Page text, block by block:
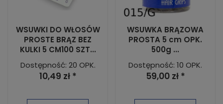
WSUWKI DO WŁOSÓW
PROSTE BRĄZ BEZ
KULKI 5 CM100 SZT...
Dostępność: 20 OPK.
10,49 zł *
WSUWKA BRĄZOWA
PROSTA 5 cm OPK.
500g ...
Dostępność: 10 OPK.
59,00 zł *